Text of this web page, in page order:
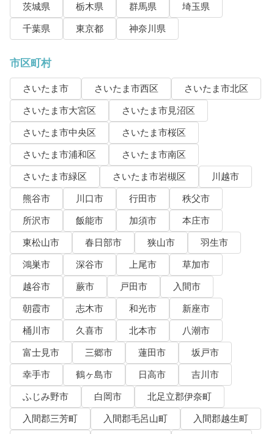
茨城県 栃木県 群馬県
埼玉県
千葉県
東京都 神奈川県
市区町村
さいたま市 さいたま市西区
さいたま市北区
さいたま市大宮区
さいたま市見沼区
さいたま市中央区
さいたま市桜区
さいたま市浦和区
さいたま市南区
さいたま市緑区
さいたま市岩槻区
川越市
熊谷市
川口市 行田市
秩父市
所沢市
飯能市 加須市
本庄市
東松山市
春日部市 狭山市
羽生市
鴻巣市
深谷市 上尾市
草加市
越谷市
蕨市 戸田市
入間市
朝霞市
志木市 和光市
新座市
桶川市
久喜市 北本市
八潮市
富士見市
三郷市 蓮田市
坂戸市
幸手市
鶴ヶ島市 日高市
吉川市
ふじみ野市
白岡市
北足立郡伊奈町
入間郡三芳町
入間郡毛呂山町
入間郡越生町